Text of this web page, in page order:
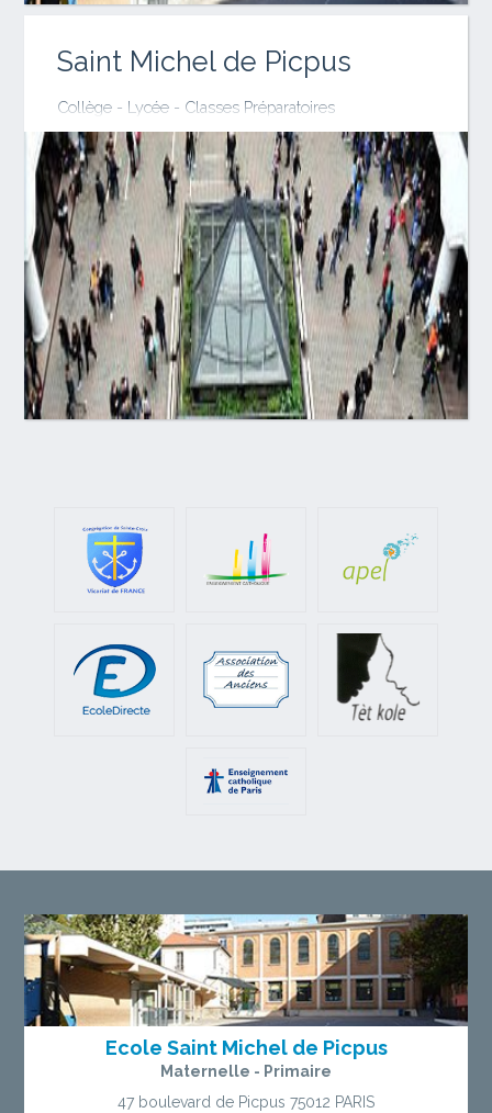
Saint Michel de Picpus
Collège - Lycée - Classes Préparatoires
Ecole Saint Michel de Picpus
Maternelle - Primaire
47 boulevard de Picpus 75012 PARIS